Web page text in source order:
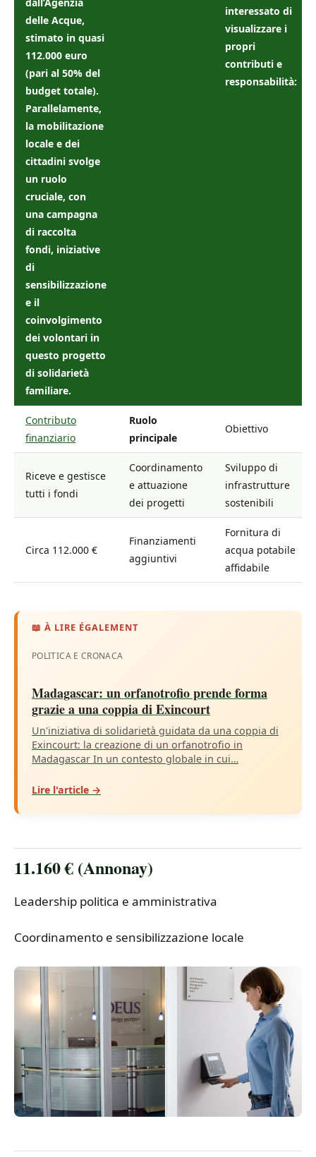
delle Acque,
stimato in quasi
112.000 euro
(pari al 50% del
budget totale).
Parallelamente,
la mobilitazione
locale e dei
cittadini svolge
un ruolo
cruciale, con
una campagna
di raccolta
fondi, iniziative
di
sensibilizzazione
e il
coinvolgimento
dei volontari in
questo progetto
di solidarietà
familiare.
interessato di
visualizzare i
propri
contributi e
responsabilità:
Contributo
finanziario
Ruolo
principale
Obiettivo
Riceve e gestisce
tutti i fondi
Coordinamento
e attuazione
dei progetti
Sviluppo di
infrastrutture
sostenibili
Circa 112.000 €
Finanziamenti
aggiuntivi
Fornitura di
acqua potabile
affidabile
📖 À LIRE ÉGALEMENT
POLITICA E CRONACA
Madagascar: un orfanotrofio prende forma
grazie a una coppia di Exincourt
Un'iniziativa di solidarietà guidata da una coppia di
Exincourt: la creazione di un orfanotrofio in
Madagascar In un contesto globale in cui…
Lire l'article →
11.160 € (Annonay)
Leadership politica e amministrativa
Coordinamento e sensibilizzazione locale